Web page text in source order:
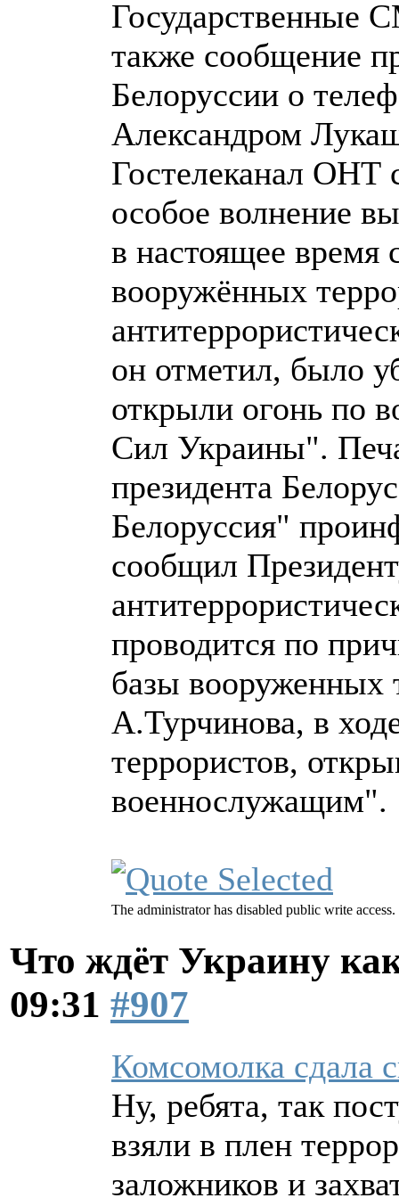
Государственные
также сообщение
Белоруссии о
Александром
Гостелеканал ОНТ
особое волнение
в настоящее время
вооружённых
он отметил, было
открыли огонь по
Сил Украины".
президента
Белоруссия"
сообщил
проводится по
базы вооруженных
А.Турчинова, в
террористов,
военнослужащим".
The administrator has disabled public write access.
Что ждёт Украину
09:31 #907
Комсомолка сдала
Ну, ребята, так
взяли в плен
заложников и